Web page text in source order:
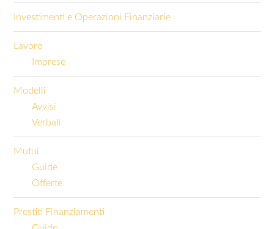
Investimenti e Operazioni Finanziarie
Lavoro
Imprese
Modelli
Avvisi
Verbali
Mutui
Guide
Offerte
Prestiti Finanziamenti